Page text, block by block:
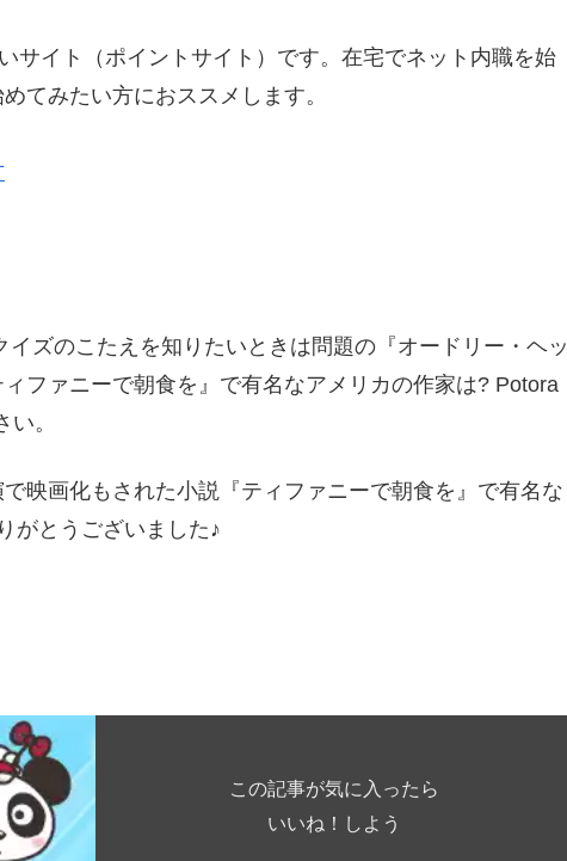
サイト（ポイントサイト）です。在宅でネット内職を始
てみたい方におススメします。
ズのこたえを知りたいときは問題の『オードリー・ヘッ
ファニーで朝食を』で有名なアメリカの作家は? Potora
。
映画化もされた小説『ティファニーで朝食を』で有名な
がとうございました♪
この記事が気に入ったら
いいね！しよう